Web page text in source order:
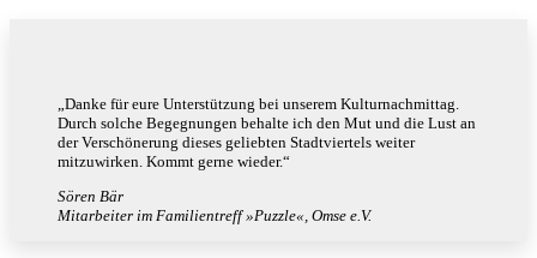
„Danke für eure Unterstützung bei unserem Kulturnachmittag.
Durch solche Begegnungen behalte ich den Mut und die Lust an
der Verschönerung dieses geliebten Stadtviertels weiter
mitzuwirken. Kommt gerne wieder.“
Sören Bär
Mitarbeiter im Familientreff »Puzzle«, Omse e.V.